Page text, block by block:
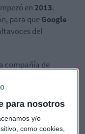
para nosotros
y/o
como cookies,
en 2013.
para queGoogle
del
compañía de
su